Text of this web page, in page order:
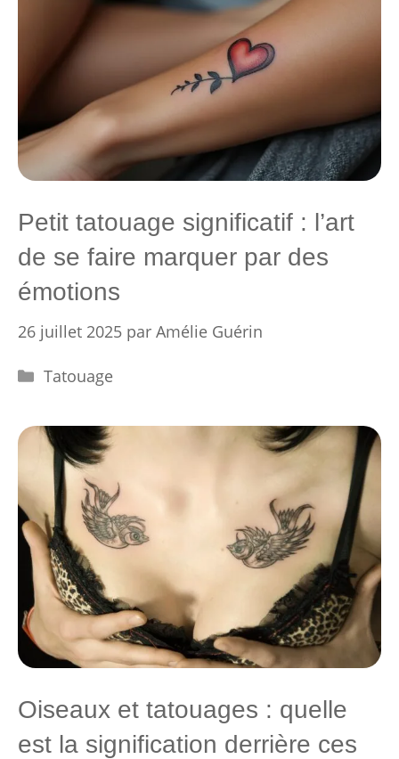
Petit tatouage significatif : l’art
de se faire marquer par des
émotions
26 juillet 2025 par Amélie Guérin
Catégories
Tatouage
Oiseaux et tatouages : quelle
est la signification derrière ces